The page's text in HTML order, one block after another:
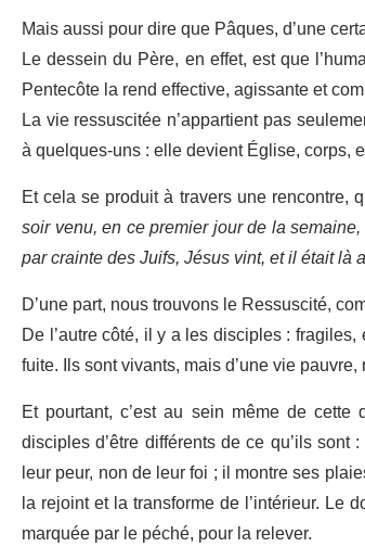
Mais aussi pour dire que Pâques, d’une
Le dessein du Père, en effet, est que
Pentecôte la rend effective, agissante et
La vie ressuscitée n’appartient pas
à quelques-uns : elle devient Église, corps,
Et cela se produit à travers une
soir venu, en ce premier jour de la
par crainte des Juifs, Jésus vint, et il était là
D’une part, nous trouvons le Ressuscité,
De l’autre côté, il y a les disciples :
fuite. Ils sont vivants, mais d’une vie
Et pourtant, c’est au sein même de
disciples d’être différents de ce qu’ils
leur peur, non de leur foi ; il montre ses
la rejoint et la transforme de l’intérieur.
marquée par le péché, pour la relever.